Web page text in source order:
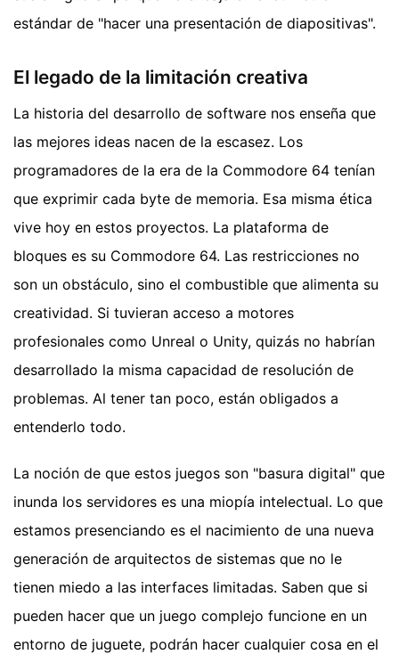
estándar de "hacer una presentación de diapositivas".
El legado de la limitación creativa
La historia del desarrollo de software nos enseña que
las mejores ideas nacen de la escasez. Los
programadores de la era de la Commodore 64 tenían
que exprimir cada byte de memoria. Esa misma ética
vive hoy en estos proyectos. La plataforma de
bloques es su Commodore 64. Las restricciones no
son un obstáculo, sino el combustible que alimenta su
creatividad. Si tuvieran acceso a motores
profesionales como Unreal o Unity, quizás no habrían
desarrollado la misma capacidad de resolución de
problemas. Al tener tan poco, están obligados a
entenderlo todo.
La noción de que estos juegos son "basura digital" que
inunda los servidores es una miopía intelectual. Lo que
estamos presenciando es el nacimiento de una nueva
generación de arquitectos de sistemas que no le
tienen miedo a las interfaces limitadas. Saben que si
pueden hacer que un juego complejo funcione en un
entorno de juguete, podrán hacer cualquier cosa en el